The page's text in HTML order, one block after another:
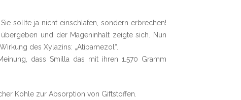
sollte ja nicht einschlafen, sondern erbrechen!
und der Mageninhalt zeigte sich. Nun
des Xylazins: „Atipamezol“.
dass Smilla das mit ihren 1.570 Gramm
Kohle zur Absorption von Giftstoffen.